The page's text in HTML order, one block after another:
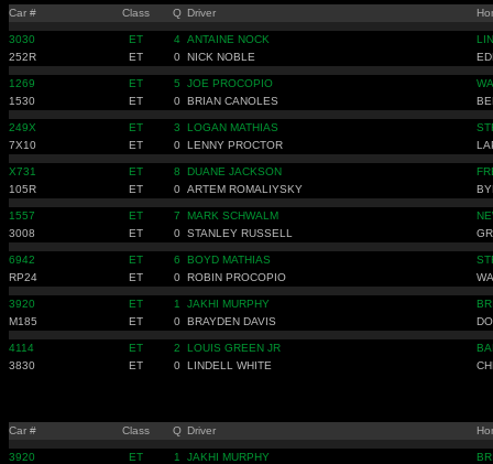
Car # Class Q Driver
3030 ET 4 ANTAINE NOCK
252R
ET 0 NICK NOBLE
1269 ET 5 JOE PROCOPIO
1530
ET 0 BRIAN CANOLES
249X ET 3 LOGAN MATHIAS
7X10
ET 0 LENNY PROCTOR
X731 ET 8 DUANE JACKSON
105R
ET 0 ARTEM ROMALIYSKY
1557 ET 7 MARK SCHWALM
3008
ET 0 STANLEY RUSSELL
6942 ET 6 BOYD MATHIAS
RP24
ET 0 ROBIN PROCOPIO
3920 ET 1 JAKHI MURPHY
M185
ET 0 BRAYDEN DAVIS
4114 ET 2 LOUIS GREEN JR
3830
ET 0 LINDELL WHITE
Car # Class Q Driver
3920 ET 1 JAKHI MURPHY